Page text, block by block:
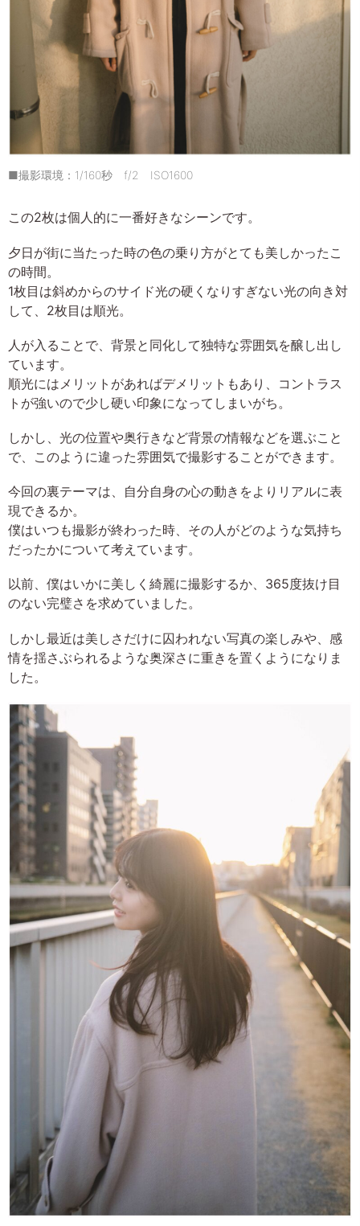
■撮影環境：1/160秒 f/2 ISO1600
この2枚は個人的に一番好きなシーンです。
夕日が街に当たった時の色の乗り方がとても美しかったこ
の時間。
1枚目は斜めからのサイド光の硬くなりすぎない光の向き対
して、2枚目は順光。
人が入ることで、背景と同化して独特な雰囲気を醸し出し
ています。
順光にはメリットがあればデメリットもあり、コントラス
トが強いので少し硬い印象になってしまいがち。
しかし、光の位置や奥行きなど背景の情報などを選ぶこと
で、このように違った雰囲気で撮影することができます。
今回の裏テーマは、自分自身の心の動きをよりリアルに表
現できるか。
僕はいつも撮影が終わった時、その人がどのような気持ち
だったかについて考えています。
以前、僕はいかに美しく綺麗に撮影するか、365度抜け目
のない完璧さを求めていました。
しかし最近は美しさだけに囚われない写真の楽しみや、感
情を揺さぶられるような奥深さに重きを置くようになりま
した。